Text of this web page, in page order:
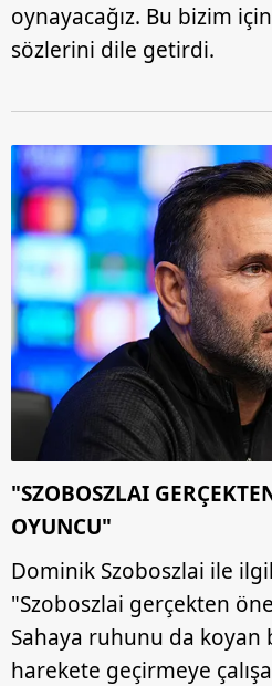
oynayacağız. Bu bizim
sözlerini dile getirdi.
"SZOBOSZLAI
OYUNCU"
Dominik Szoboszlai ile
"Szoboszlai gerçekten
Sahaya ruhunu da koyan
harekete geçirmeye